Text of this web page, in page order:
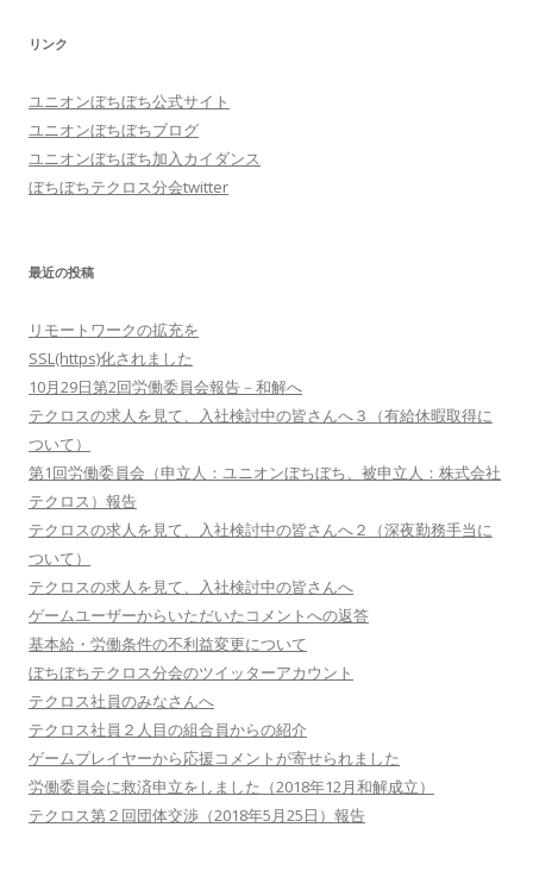
リンク
ユニオンぼちぼち公式サイト
ユニオンぼちぼちブログ
ユニオンぼちぼち加入カイダンス
ぼちぼちテクロス分会twitter
最近の投稿
リモートワークの拡充を
SSL(https)化されました
10月29日第2回労働委員会報告－和解へ
テクロスの求人を見て、入社検討中の皆さんへ３（有給休暇取得に
ついて）
第1回労働委員会（申立人：ユニオンぼちぼち、被申立人：株式会社
テクロス）報告
テクロスの求人を見て、入社検討中の皆さんへ２（深夜勤務手当に
ついて）
テクロスの求人を見て、入社検討中の皆さんへ
ゲームユーザーからいただいたコメントへの返答
基本給・労働条件の不利益変更について
ぼちぼちテクロス分会のツイッターアカウント
テクロス社員のみなさんへ
テクロス社員２人目の組合員からの紹介
ゲームプレイヤーから応援コメントが寄せられました
労働委員会に救済申立をしました（2018年12月和解成立）
テクロス第２回団体交渉（2018年5月25日）報告